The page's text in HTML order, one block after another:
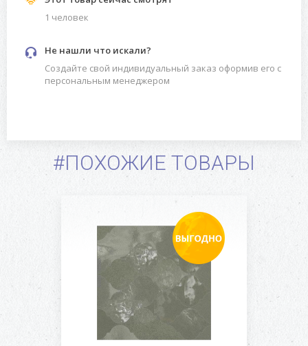
1 человек
Не нашли что искали?
Создайте свой индивидуальный заказ оформив его с
персональным менеджером
#ПОХОЖИЕ ТОВАРЫ